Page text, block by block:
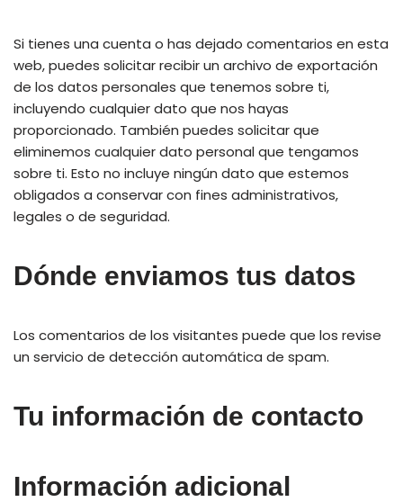
Si tienes una cuenta o has dejado comentarios en esta
web, puedes solicitar recibir un archivo de exportación
de los datos personales que tenemos sobre ti,
incluyendo cualquier dato que nos hayas
proporcionado. También puedes solicitar que
eliminemos cualquier dato personal que tengamos
sobre ti. Esto no incluye ningún dato que estemos
obligados a conservar con fines administrativos,
legales o de seguridad.
Dónde enviamos tus datos
Los comentarios de los visitantes puede que los revise
un servicio de detección automática de spam.
Tu información de contacto
Información adicional